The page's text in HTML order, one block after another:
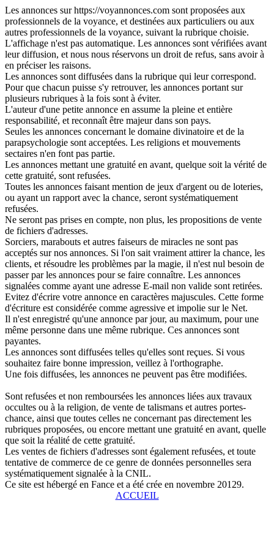
Les annonces sur https://voyannonces.com sont proposées aux
professionnels de la voyance, et destinées aux particuliers ou aux
autres professionnels de la voyance, suivant la rubrique choisie.
L'affichage n'est pas automatique. Les annonces sont vérifiées avant
leur diffusion, et nous nous réservons un droit de refus, sans avoir à
en préciser les raisons.
Les annonces sont diffusées dans la rubrique qui leur correspond.
Pour que chacun puisse s'y retrouver, les annonces portant sur
plusieurs rubriques à la fois sont à éviter.
L'auteur d'une petite annonce en assume la pleine et entière
responsabilité, et reconnaît être majeur dans son pays.
Seules les annonces concernant le domaine divinatoire et de la
parapsychologie sont acceptées. Les religions et mouvements
sectaires n'en font pas partie.
Les annonces mettant une gratuité en avant, quelque soit la vérité de
cette gratuité, sont refusées.
Toutes les annonces faisant mention de jeux d'argent ou de loteries,
ou ayant un rapport avec la chance, seront systématiquement
refusées.
Ne seront pas prises en compte, non plus, les propositions de vente
de fichiers d'adresses.
Sorciers, marabouts et autres faiseurs de miracles ne sont pas
acceptés sur nos annonces. Si l'on sait vraiment attirer la chance, les
clients, et résoudre les problèmes par la magie, il n'est nul besoin de
passer par les annonces pour se faire connaître. Les annonces
signalées comme ayant une adresse E-mail non valide sont retirées.
Evitez d'écrire votre annonce en caractères majuscules. Cette forme
d'écriture est considérée comme agressive et impolie sur le Net.
Il n'est enregistré qu'une annonce par jour, au maximum, pour une
même personne dans une même rubrique. Ces annonces sont
payantes.
Les annonces sont diffusées telles qu'elles sont reçues. Si vous
souhaitez faire bonne impression, veillez à l'orthographe.
Une fois diffusées, les annonces ne peuvent pas être modifiées.
Sont refusées et non remboursées les annonces liées aux travaux
occultes ou à la religion, de vente de talismans et autres portes-
chance, ainsi que toutes celles ne concernant pas directement les
rubriques proposées, ou encore mettant une gratuité en avant, quelle
que soit la réalité de cette gratuité.
Les ventes de fichiers d'adresses sont également refusées, et toute
tentative de commerce de ce genre de données personnelles sera
systématiquement signalée à la CNIL.
Ce site est hébergé en Fance et a été crée en novembre 20129.
ACCUEIL